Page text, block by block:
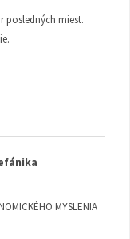
posledných miest.
MYSLENIA